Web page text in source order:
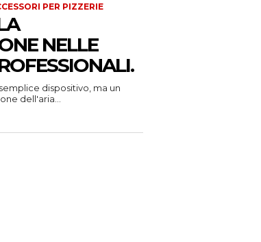
PER PIZZERIE
NELLE
semplice dispositivo, ma un
dell'aria...